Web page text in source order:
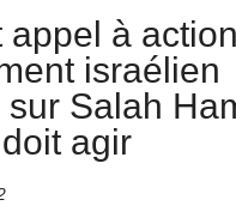
appel à
israélien
sur Salah
agir